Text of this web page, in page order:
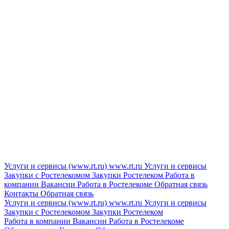
Услуги и сервисы (www.rt.ru) www.rt.ru Услуги и сервисы
Закупки с Ростелекомом Закупки Ростелеком Работа в
компании Вакансии Работа в Ростелекоме Обратная связь
Контакты Обратная связь
Услуги и сервисы (www.rt.ru) www.rt.ru Услуги и сервисы
Закупки с Ростелекомом Закупки Ростелеком
Работа в компании Вакансии Работа в Ростелекоме